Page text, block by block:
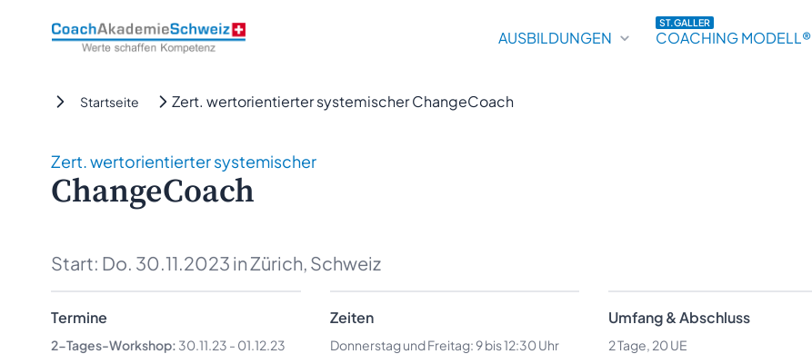
CoachAkademieSchweiz AUSBILDUNGEN
ST.GALLER
COACHING MODELL®
Startseite Zert. wertorientierter systemischer ChangeCoach
Zert. wertorientierter systemischer
ChangeCoach
Start: Do. 30.11.2023 in Zürich, Schweiz
Termine
2-Tages-Workshop: 30.11.23 - 01.12.23
Zeiten
Donnerstag und Freitag: 9 bis 12:30 Uhr
Umfang & Abschluss
2 Tage, 20 UE